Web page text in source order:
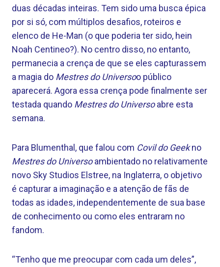
duas décadas inteiras. Tem sido uma busca épica
por si só, com múltiplos desafios, roteiros e
elenco de He-Man (o que poderia ter sido, hein
Noah Centineo?). No centro disso, no entanto,
permanecia a crença de que se eles capturassem
a magia do Mestres do Universoo público
aparecerá. Agora essa crença pode finalmente ser
testada quando Mestres do Universoabre esta
semana.
Para Blumenthal, que falou com Covil do Geekno
Mestres do Universoambientado no relativamente
novo Sky Studios Elstree, na Inglaterra, o objetivo
é capturar a imaginação e a atenção de fãs de
todas as idades, independentemente de sua base
de conhecimento ou como eles entraram no
fandom.
“Tenho que me preocupar com cada um deles”,